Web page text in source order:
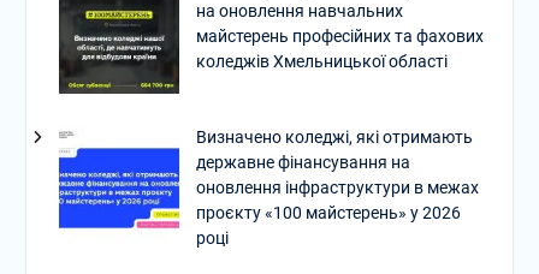
на оновлення навчальних
майстерень професійних та фахових
коледжів Хмельницької області
Визначено коледжі, які отримають
державне фінансування на
оновлення інфраструктури в межах
проєкту «100 майстерень» у 2026
році